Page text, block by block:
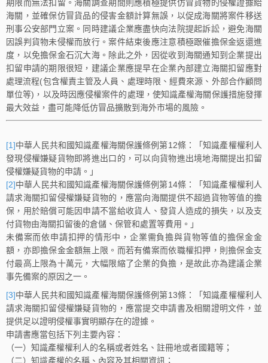
期限而無法扣留。海關調查期間則應積極提供仿冒貨物的侵權證據給
海關，並確保仿冒貨品的侵害金額計算無誤，以促成海關將案件移送
刑事公安部門立案。同時建議企業應盡快向法院提起訴訟，避免海關
因誤判貨物未侵權而放行。案件結束後應注意積極跟催擔保金返還進
度，以免擔保金石沉大海。除此之外，因從收到海關通知到企業提出
扣留申請的期限很短，建議企業應提早在企業內部建立海關扣留應對
處理流程(包含權責主管及人員、處理時限、經費來源、外部合作顧問
單位等)，以及時因應侵權案件的處理，使知識產權海關保護措施發揮
最大效益，盡可能降低仿冒品擴散到海外市場的風險。
[1]中華人民共和國知識產權海關保護條例第12條：「知識產權權利人
發現侵權嫌疑貨物即將進出口的，可以向貨物進出境地海關提出扣留
侵權嫌疑貨物的申請。」
[2]中華人民共和國知識產權海關保護條例第14條：「知識產權權利人
請求海關扣留侵權嫌疑貨物的，應當向海關提供不超過貨物等值的擔
保，用於賠償可能因申請不當給收貨人、發貨人造成的損失，以及支
付貨物由海關扣留後的倉儲、保管和處置等費用。」
未備案而依申請扣押的情形中，企業需負擔與貨物等值的擔保金金
額，亦即擔保金金額無上限。而若有備案而依職權扣押，則擔保金支
付最高上限為十萬元，大幅限縮了企業的負擔，是故此亦為建議企業
事先備案的原因之一。
[3]中華人民共和國知識產權海關保護條例第13條：「知識產權權利人
請求海關扣留侵權嫌疑貨物的，應當提交申請書及相關證明文件，並
提供足以證明侵權事實明顯存在的證據。
申請書應當包括下列主要內容：
（一）知識產權權利人的名稱或者姓名、註冊地或者國籍等；
（二）知識產權的名稱、內容及其相關資訊；